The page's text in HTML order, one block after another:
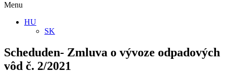
Menu
HU
SK
Scheduden- Zmluva o vývoze odpadových
vôd č. 2/2021